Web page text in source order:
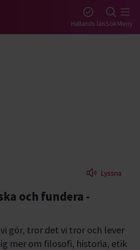
startsida Hallands länSökMeny
Lyssna
och fundera -
gör, tror det vi tror och lever
mer om filosofi, historia, etik